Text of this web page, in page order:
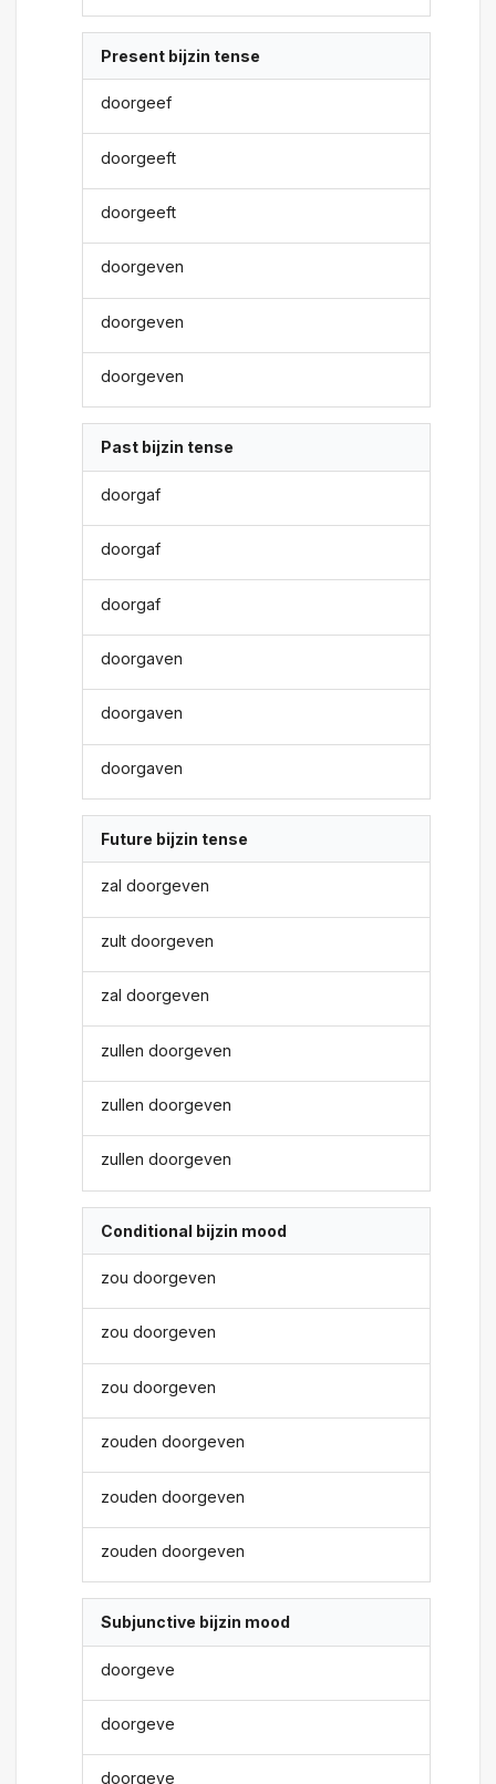
Present bijzin tense
doorgeef
doorgeeft
doorgeeft
doorgeven
doorgeven
doorgeven
Past bijzin tense
doorgaf
doorgaf
doorgaf
doorgaven
doorgaven
doorgaven
Future bijzin tense
zal doorgeven
zult doorgeven
zal doorgeven
zullen doorgeven
zullen doorgeven
zullen doorgeven
Conditional bijzin mood
zou doorgeven
zou doorgeven
zou doorgeven
zouden doorgeven
zouden doorgeven
zouden doorgeven
Subjunctive bijzin mood
doorgeve
doorgeve
doorgeve